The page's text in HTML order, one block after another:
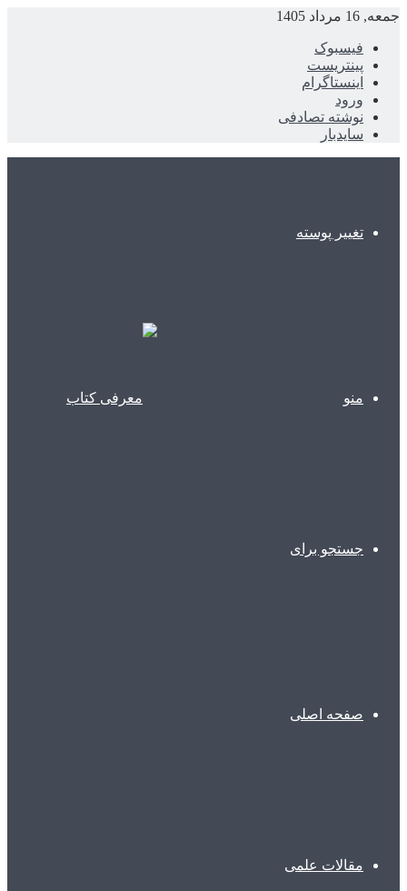
جمعه, 16 مرداد 1405
فیسبوک
پینتریست
اینستاگرام
ورود
نوشته تصادفی
سایدبار
تغییر پوسته
منو
جستجو برای
صفحه اصلی
مقالات علمی